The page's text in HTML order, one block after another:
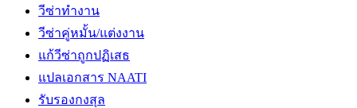
วีซ่าทำงาน
วีซ่าคู่หมั้น/แต่งงาน
แก้วีซ่าถูกปฏิเสธ
แปลเอกสาร NAATI
รับรองกงสุล